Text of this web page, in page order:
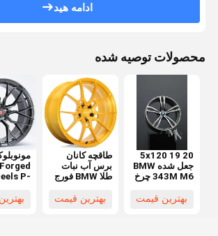
ادامه هید
محصولات توصیه شده
5x120 19 20
جعل شده BMW
343M M6 چرخ
برای فروش
بهترین قیمت
طاقچه کانان
برس آب نبات
طلا BMW فورج
بهترین قیمت
P-